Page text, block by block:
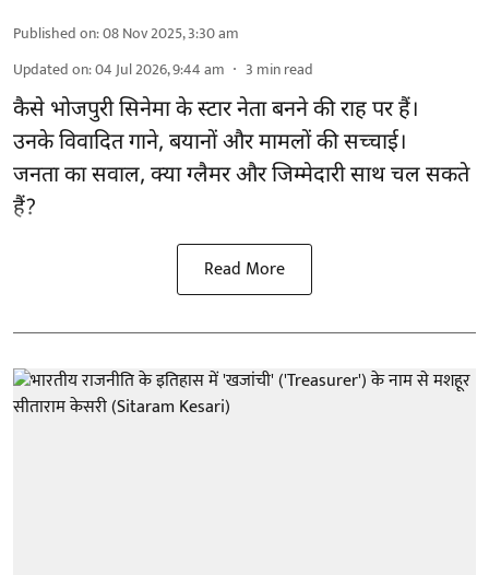
Published on:08 Nov 2025, 3:30 am
Updated on:04 Jul 2026, 9:44 am 3 min read
कैसे भोजपुरी सिनेमा के स्टार नेता बनने की राह पर हैं।
उनके विवादित गाने, बयानों और मामलों की सच्चाई।
जनता का सवाल, क्या ग्लैमर और जिम्मेदारी साथ चल सकते
हैं?
Read More